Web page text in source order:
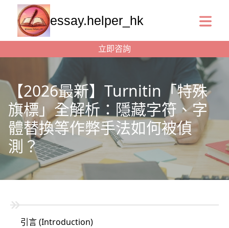
essay.helper_hk
立即咨詢
【2026最新】Turnitin「特殊
旗標」全解析：隱藏字符、字
體替換等作弊手法如何被偵
測？
引言 (Introduction)